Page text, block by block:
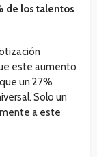
de los talentos
este aumento
un 27%
Solo un
a este